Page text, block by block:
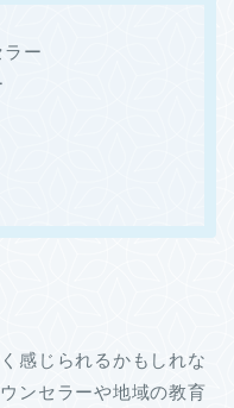
ー
感じられるかもしれな
ンセラーや地域の教育